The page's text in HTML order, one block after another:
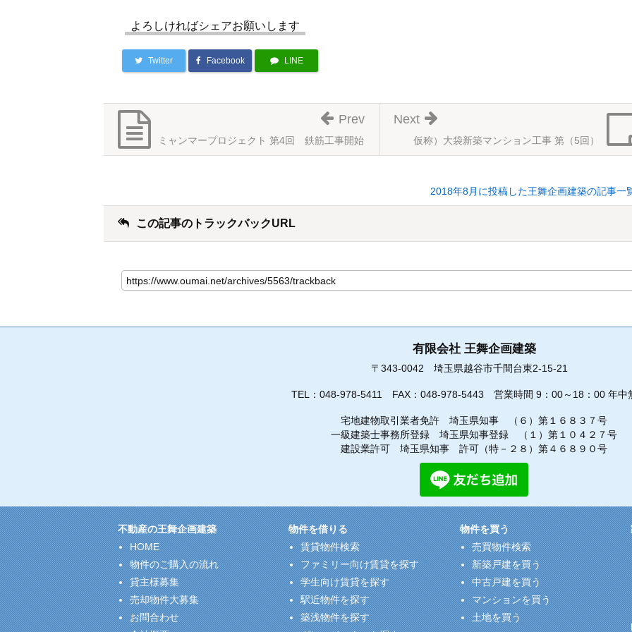
よろしければシェアお願いします
Twitter Facebook LINE
仮称）大袋新築マンション工事 第（5回）
Next
ミャンマープロジェクト 第4回 鉄筋工事開始
Prev
2018年8月に投稿した王舞企画建築の記事一
この記事のトラックバックURL
有限会社 王舞企画建築
〒343-0042 埼玉県越谷市千間台東2-15-21
TEL： 048-978-5411 FAX：048-978-5443 営業時間 9：00～18：00 年中
宅地建物取引業者免許 埼玉県知事 （６）第１６８３７号
一級建築士事務所登録 埼玉県知事登録 （１）第１０４２７号
建設業許可 埼玉県知事 許可（特－２８）第４６８９０号
不動産の王舞企画建築
HOME
物件のご購入の流れ
貸主様募集
売却物件大募集
お問合わせ
物件を借りる
賃貸物件検索
ファミリー向け賃貸を探す
学生向け賃貸を探す
駅近物件を探す
築浅物件を探す
物件を買う
売買物件検索
新築戸建を買う
中古戸建を買う
マンションを買う
土地を買う